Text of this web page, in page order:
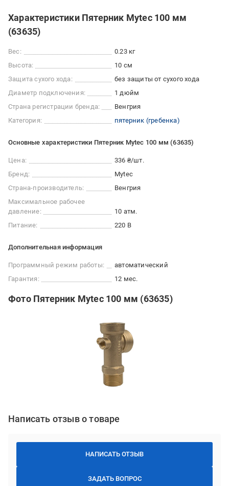
Характеристики Пятерник Mytec 100 мм
(63635)
Вес:
0.23 кг
Высота:
10 см
Защита сухого хода:
без защиты от сухого хода
Диаметр подключения:
1 дюйм
Страна регистрации бренда:
Венгрия
Категория:
пятерник (гребенка)
Основные характеристики Пятерник Mytec 100 мм (63635)
Цена:
336 ₴/шт.
Бренд:
Mytec
Страна-производитель:
Венгрия
Максимальное рабочее
давление:
10 атм.
Питание:
220 В
Дополнительная информация
Программный режим работы:
автоматический
Гарантия:
12 мес.
Фото Пятерник Mytec 100 мм (63635)
Написать отзыв о товаре
НАПИСАТЬ ОТЗЫВ
ЗАДАТЬ ВОПРОС